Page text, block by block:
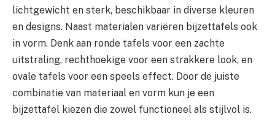
lichtgewicht en sterk, beschikbaar in diverse kleuren
en designs. Naast materialen variëren bijzettafels ook
in vorm. Denk aan ronde tafels voor een zachte
uitstraling, rechthoekige voor een strakkere look, en
ovale tafels voor een speels effect. Door de juiste
combinatie van materiaal en vorm kun je een
bijzettafel kiezen die zowel functioneel als stijlvol is.